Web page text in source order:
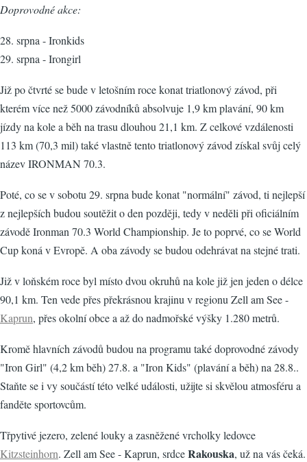
Doprovodné akce:
28. srpna - Ironkids
29. srpna - Irongirl
Již po čtvrté se bude v letošním roce konat triatlonový závod, při
kterém více než 5000 závodníků absolvuje 1,9 km plavání, 90 km
jízdy na kole a běh na trasu dlouhou 21,1 km. Z celkové vzdálenosti
113 km (70,3 mil) také vlastně tento triatlonový závod získal svůj celý
název IRONMAN 70.3.
Poté, co se v sobotu 29. srpna bude konat "normální" závod, ti nejlepší
z nejlepších budou soutěžit o den později, tedy v neděli při oficiálním
závodě Ironman 70.3 World Championship. Je to poprvé, co se World
Cup koná v Evropě. A oba závody se budou odehrávat na stejné trati.
Již v loňském roce byl místo dvou okruhů na kole již jen jeden o délce
90,1 km. Ten vede přes překrásnou krajinu v regionu Zell am See -
Kaprun, přes okolní obce a až do nadmořské výšky 1.280 metrů.
Kromě hlavních závodů budou na programu také doprovodné závody
"Iron Girl" (4,2 km běh) 27.8. a "Iron Kids" (plavání a běh) na 28.8..
Staňte se i vy součástí této velké události, užijte si skvělou atmosféru a
fanděte sportovcům.
Třpytivé jezero, zelené louky a zasněžené vrcholky ledovce
Kitzsteinhorn. Zell am See - Kaprun, srdceRakouska, už na vás čeká.